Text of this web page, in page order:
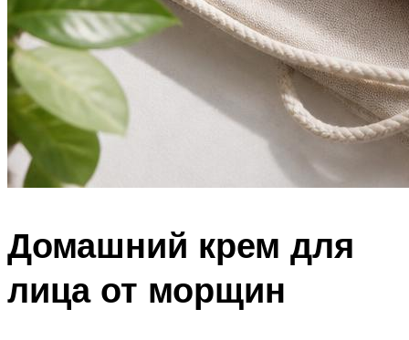
Домашний крем для
лица от морщин